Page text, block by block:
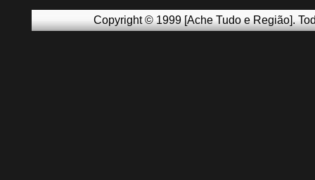
Copyright © 1999 [Ache Tudo e Região].